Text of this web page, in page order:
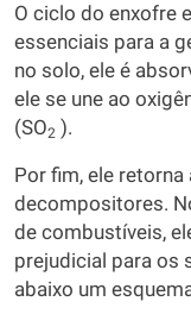
O ciclo do enxofre
essenciais para a
no solo, ele é
ele se une ao
(SO2 ).
Por fim, ele
decompositores.
de combustíveis,
prejudicial para os
abaixo um